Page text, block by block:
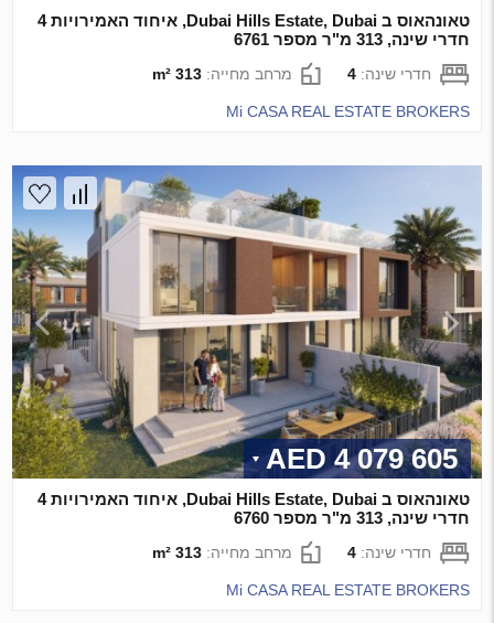
טאונהאוס ב Dubai Hills Estate, Dubai, איחוד האמירויות 4
חדרי שינה, 313 מ"ר מספר 6761
חדרי שינה:4 מרחב מחייה:313 m²
Mi CASA REAL ESTATE BROKERS
4 079 605 AED
טאונהאוס ב Dubai Hills Estate, Dubai, איחוד האמירויות 4
חדרי שינה, 313 מ"ר מספר 6760
חדרי שינה:4 מרחב מחייה:313 m²
Mi CASA REAL ESTATE BROKERS